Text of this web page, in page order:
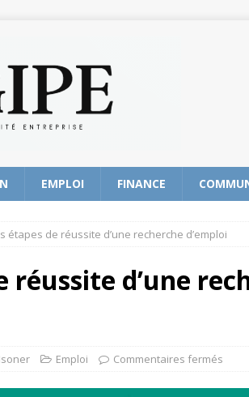
EMPLOI FINANCE
étapes de réussite d’une recherche d’emploi
réussite d’une
Emploi Commentaires fermés